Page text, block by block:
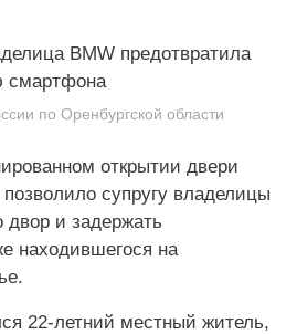
по Оренбургской области
открытии двери
супругу владелицы
двор и задержать
находившегося на
22-летний местный житель,